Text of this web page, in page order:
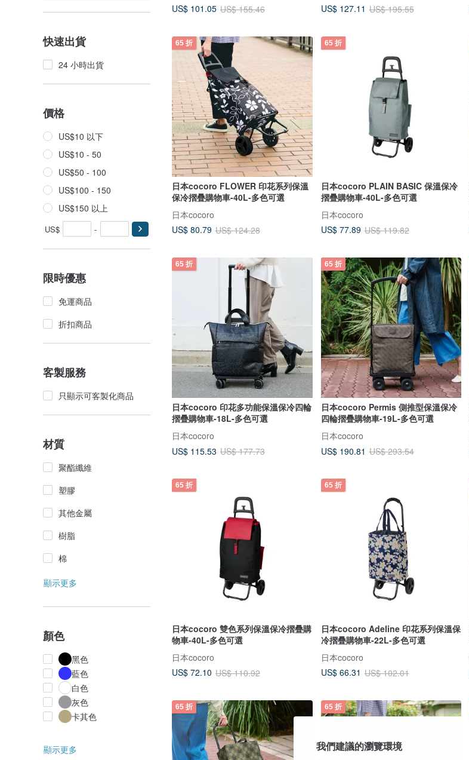
快速出貨
24 小時出貨
價格
US$10 以下
US$10 - 50
US$50 - 100
US$100 - 150
US$150 以上
US$ -
限時優惠
免運商品
折扣商品
客製服務
只顯示可客製化商品
材質
聚酯纖維
塑膠
其他金屬
樹脂
棉
顯示更多
顏色
黑色
藍色
白色
灰色
卡其色
顯示更多
US$ 101.05 US$ 155.46
US$ 127.11 US$ 195.55
65 折
日本cocoro FLOWER 印花系列保溫
保冷摺疊購物車-40L-多色可選
日本cocoro
US$ 80.79 US$ 124.28
65 折
日本cocoro PLAIN BASIC 保溫保冷
摺疊購物車-40L-多色可選
日本cocoro
US$ 77.89 US$ 119.82
65 折
日本cocoro 印花多功能保溫保冷四輪
摺疊購物車-18L-多色可選
日本cocoro
US$ 115.53 US$ 177.73
65 折
日本cocoro Permis 側推型保溫保冷
四輪摺疊購物車-19L-多色可選
日本cocoro
US$ 190.81 US$ 293.54
65 折
日本cocoro 雙色系列保溫保冷摺疊購
物車-40L-多色可選
日本cocoro
US$ 72.10 US$ 110.92
65 折
日本cocoro Adeline 印花系列保溫保
冷摺疊購物車-22L-多色可選
日本cocoro
US$ 66.31 US$ 102.01
65 折 65 折
我們建議的瀏覽環境